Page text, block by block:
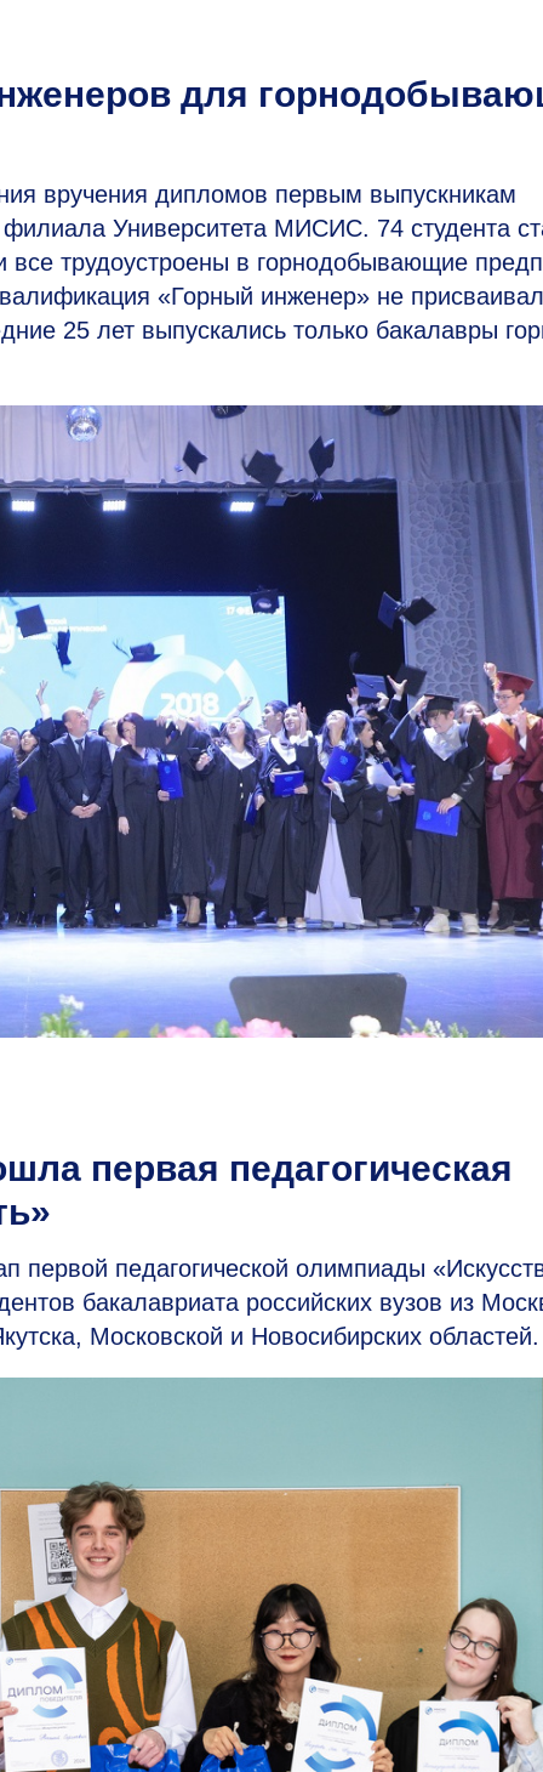
для
вручения дипломов первым выпускникам
Университета МИСИС. 74 студента
трудоустроены в горнодобывающие
«Горный инженер» не
25 лет выпускались только бакалавры
первая педагогическая
педагогической олимпиады
бакалавриата российских вузов из
Московской и Новосибирских областей.